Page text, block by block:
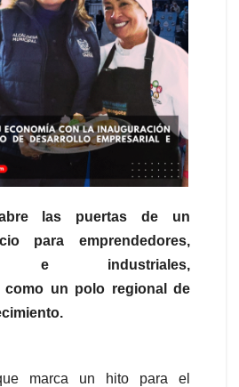
las puertas de un
para emprendedores,
e industriales,
como un polo regional de
marca un hito para el